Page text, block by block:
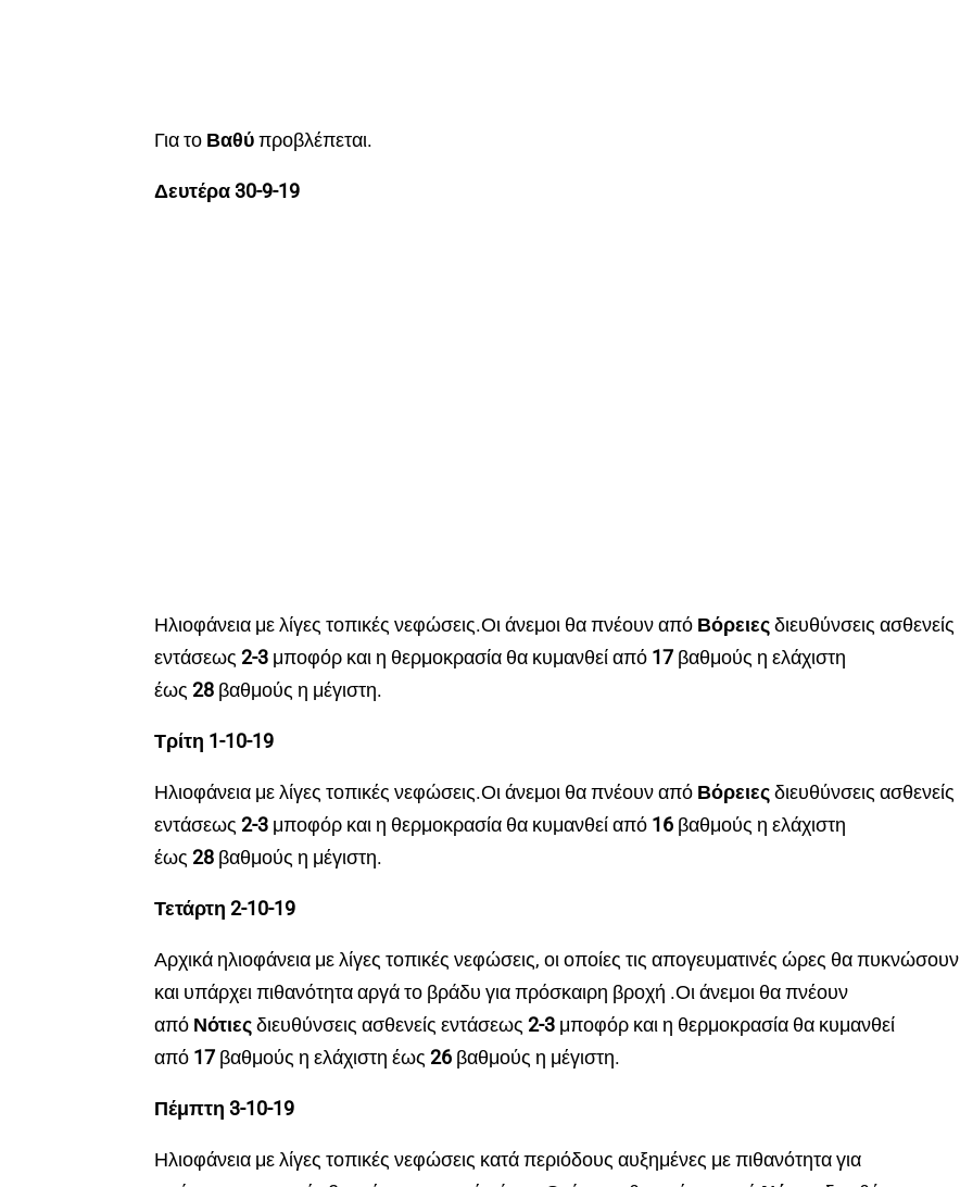
Για το Βαθύπροβλέπεται.
Δευτέρα 30-9-19
Ηλιοφάνεια με λίγες τοπικές νεφώσεις.Οι άνεμοι θα πνέουν από Βόρειεςδιευθύνσεις ασθενείς
εντάσεως 2-3 μποφόρ και η θερμοκρασία θα κυμανθεί από 17 βαθμούς η ελάχιστη
έως 28 βαθμούς η μέγιστη.
Τρίτη 1-10-19
Ηλιοφάνεια με λίγες τοπικές νεφώσεις.Οι άνεμοι θα πνέουν από Βόρειεςδιευθύνσεις ασθενείς
εντάσεως 2-3 μποφόρ και η θερμοκρασία θα κυμανθεί από 16 βαθμούς η ελάχιστη
έως 28 βαθμούς η μέγιστη.
Τετάρτη 2-10-19
Αρχικά ηλιοφάνεια με λίγες τοπικές νεφώσεις, οι οποίες τις απογευματινές ώρες θα πυκνώσουν
και υπάρχει πιθανότητα αργά το βράδυ για πρόσκαιρη βροχή .Οι άνεμοι θα πνέουν
από Νότιεςδιευθύνσεις ασθενείς εντάσεως 2-3 μποφόρ και η θερμοκρασία θα κυμανθεί
από 17 βαθμούς η ελάχιστη έως 26 βαθμούς η μέγιστη.
Πέμπτη 3-10-19
Ηλιοφάνεια με λίγες τοπικές νεφώσεις κατά περιόδους αυξημένες με πιθανότητα για